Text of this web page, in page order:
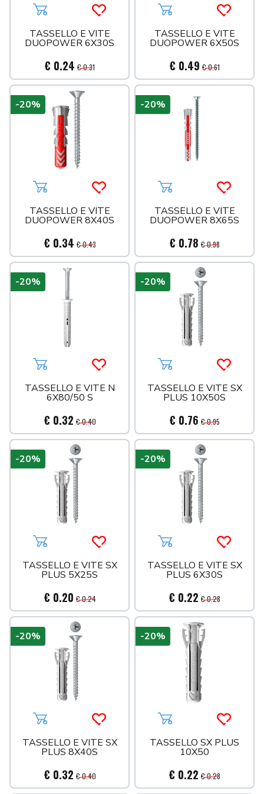
Aggiungi al carrelloAcquista più tardi
TASSELLO E VITE
DUOPOWER 6X30S
€ 0.24 € 0.31
Aggiungi al carrello
TASSELLO E VITE
DUOPOWER 6X50S
€ 0.49 € 0.61
Aggiungi al carrelloAcquista più tardi
TASSELLO E VITE
DUOPOWER 8X40S
€ 0.34 € 0.43
-20%
Aggiungi al carrello
TASSELLO E VITE
DUOPOWER 8X65S
€ 0.78 € 0.98
-20%
Aggiungi al carrelloAcquista più tardi
TASSELLO E VITE N
6X80/50 S
€ 0.32 € 0.40
-20%
Aggiungi al carrello
TASSELLO E VITE SX
PLUS 10X50S
€ 0.76 € 0.95
-20%
Aggiungi al carrelloAcquista più tardi
TASSELLO E VITE SX
PLUS 5X25S
€ 0.20 € 0.24
-20%
Aggiungi al carrello
TASSELLO E VITE SX
PLUS 6X30S
€ 0.22 € 0.28
-20%
Aggiungi al carrelloAcquista più tardi
TASSELLO E VITE SX
PLUS 8X40S
€ 0.32 € 0.40
-20%
Aggiungi al carrello
TASSELLO SX PLUS
10X50
€ 0.22 € 0.28
-20%